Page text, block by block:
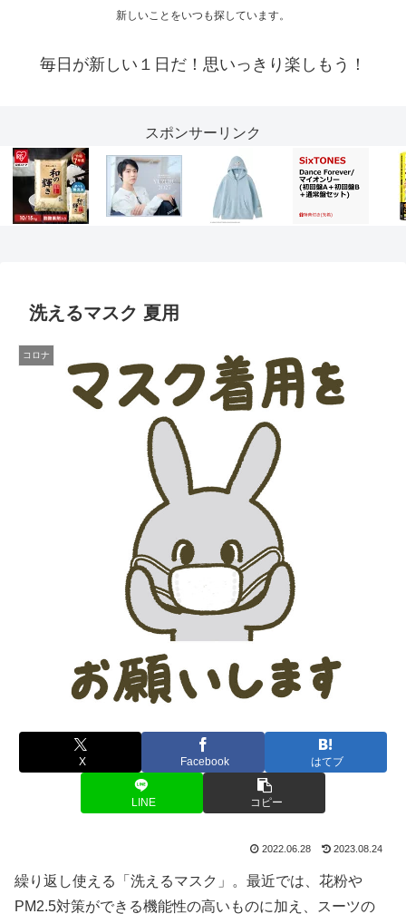
新しいことをいつも探しています。
毎日が新しい１日だ！思いっきり楽しもう！
スポンサーリンク
洗えるマスク 夏用
コロナ
X Facebook はてブ
LINE コピー
2022.06.28 2023.08.24
繰り返し使える「洗えるマスク」。最近では、花粉や
PM2.5対策ができる機能性の高いものに加え、スーツの